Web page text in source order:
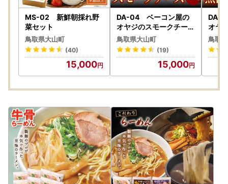
MS-02 新鮮朝採れ野
菜セット
鳥取県大山町
(40)
15,000
DA-04 ベーコン屋の
オヤジのスモークチーズ
(約450g)
鳥取県大山町
(19)
15,000
DA-
オヤ
（約
鳥取